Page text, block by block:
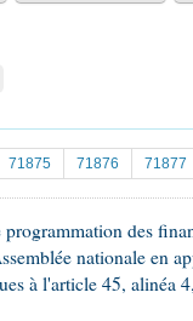
... )
71875 71876 71877
des
nationale en
à l'article 45, alinéa